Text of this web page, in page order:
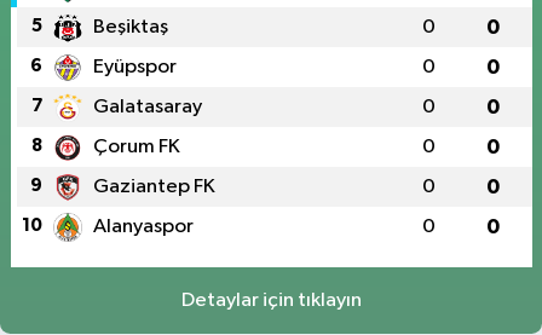
5 Beşiktaş 0 0
6 Eyüpspor 0 0
7 Galatasaray 0 0
8 Çorum FK 0 0
9 Gaziantep FK 0 0
10 Alanyaspor 0 0
Detaylar için tıklayın